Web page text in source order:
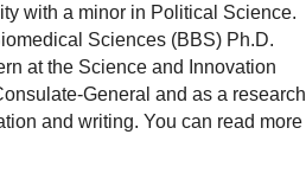
with a minor in Political Science.
Sciences (BBS) Ph.D.
at the Science and Innovation
General and as a research
and writing. You can read more